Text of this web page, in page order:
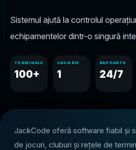
Sistemul ajută la controlul
echipamentelor dintr-o singură
TERMINALE
100+
CASIERIE
1
RAPOARTE
24/7
JackCode oferă software fiabil și
de jocuri, cluburi și rețele de